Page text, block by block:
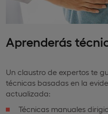
Aprenderás
Un claustro de expertos te
técnicas basadas en la
actualizada:
Técnicas manuales